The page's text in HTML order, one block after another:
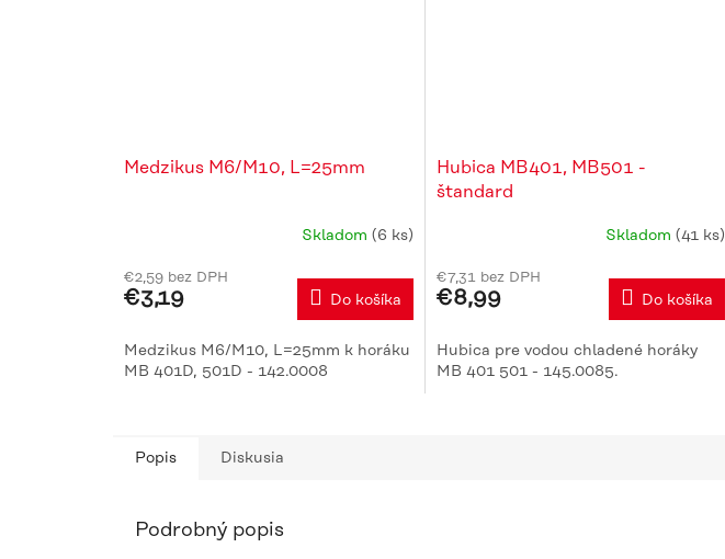
Medzikus M6/M10, L=25mm
Skladom (6 ks)
€2,59 bez DPH
€3,19 Do košíka
Medzikus M6/M10, L=25mm k horáku
MB 401D, 501D - 142.0008
Hubica MB401, MB501 -
štandard
Skladom (41 ks)
€7,31 bez DPH
€8,99 Do košíka
Hubica pre vodou chladené horáky
MB 401 501 - 145.0085.
Popis Diskusia
Podrobný popis